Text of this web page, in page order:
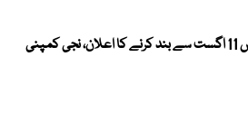
میٹرو بس سروس 11 اگست سے بند کرنے کا اعلان، نجی کمپنی